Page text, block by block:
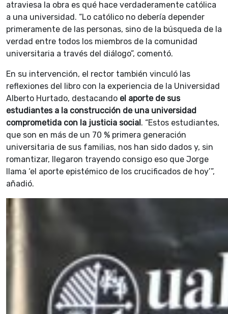
atraviesa la obra es qué hace verdaderamente católica
a una universidad. “Lo católico no debería depender
primeramente de las personas, sino de la búsqueda de la
verdad entre todos los miembros de la comunidad
universitaria a través del diálogo”, comentó.
En su intervención, el rector también vinculó las
reflexiones del libro con la experiencia de la Universidad
Alberto Hurtado, destacando el aporte de sus
estudiantes a la construcción de una universidad
comprometida con la justicia social. “Estos estudiantes,
que son en más de un 70 % primera generación
universitaria de sus familias, nos han sido dados y, sin
romantizar, llegaron trayendo consigo eso que Jorge
llama ‘el aporte epistémico de los crucificados de hoy’”,
añadió.